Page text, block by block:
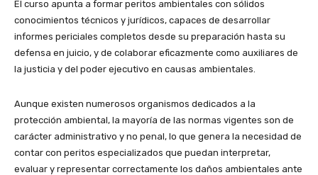
El curso apunta a formar peritos ambientales con sólidos
conocimientos técnicos y jurídicos, capaces de desarrollar
informes periciales completos desde su preparación hasta su
defensa en juicio, y de colaborar eficazmente como auxiliares de
la justicia y del poder ejecutivo en causas ambientales.
Aunque existen numerosos organismos dedicados a la
protección ambiental, la mayoría de las normas vigentes son de
carácter administrativo y no penal, lo que genera la necesidad de
contar con peritos especializados que puedan interpretar,
evaluar y representar correctamente los daños ambientales ante